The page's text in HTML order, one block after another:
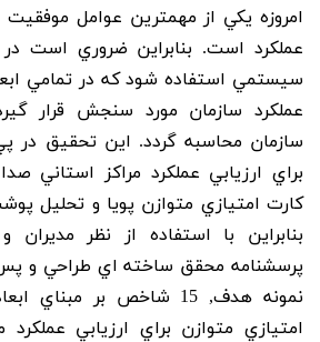
امروزه يکي از مهمترين عوامل موفقيت
عملکرد است. بنابراين ضروري است در
سيستمي استفاده شود که در تمامي
عملکرد سازمان مورد سنجش قرار
سازمان محاسبه گردد. اين تحقيق در
براي ارزيابي عملکرد مراکز استاني
کارت امتيازي متوازن پويا و تحليل
بنابراين با استفاده از نظر مديران
پرسشنامه محقق ساخته اي طراحي و پس
نمونه هدف, 15 شاخص بر
امتيازي متوازن براي ارزيابي